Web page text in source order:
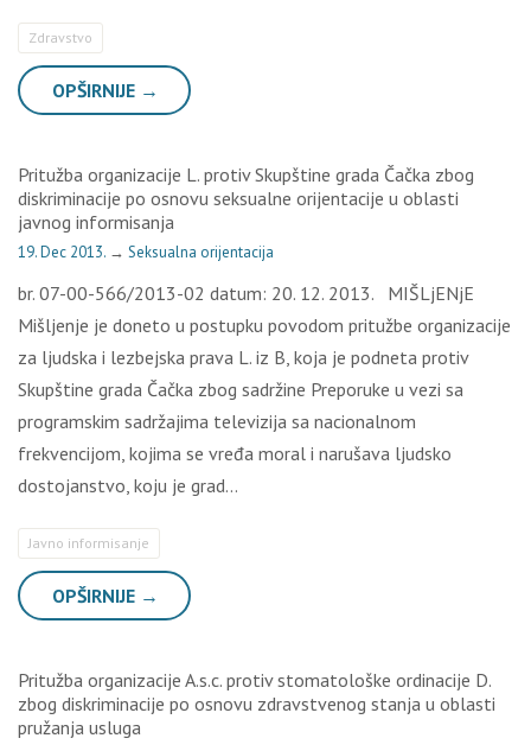
Zdravstvo
OPŠIRNIJE →
Pritužba organizacije L. protiv Skupštine grada Čačka zbog
diskriminacije po osnovu seksualne orijentacije u oblasti
javnog informisanja
19. Dec 2013. → Seksualna orijentacija
br. 07-00-566/2013-02 datum: 20. 12. 2013. MIŠLjENjE
Mišljenje je doneto u postupku povodom pritužbe organizacije
za ljudska i lezbejska prava L. iz B, koja je podneta protiv
Skupštine grada Čačka zbog sadržine Preporuke u vezi sa
programskim sadržajima televizija sa nacionalnom
frekvencijom, kojima se vređa moral i narušava ljudsko
dostojanstvo, koju je grad…
Javno informisanje
OPŠIRNIJE →
Pritužba organizacije A.s.c. protiv stomatološke ordinacije D.
zbog diskriminacije po osnovu zdravstvenog stanja u oblasti
pružanja usluga